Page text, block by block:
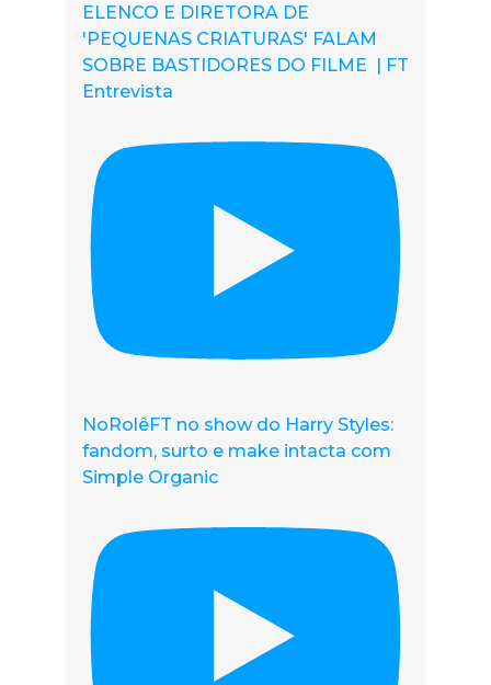
ELENCO E DIRETORA DE
'PEQUENAS CRIATURAS' FALAM
SOBRE BASTIDORES DO FILME | FT
Entrevista
NoRolêFT no show do Harry Styles:
fandom, surto e make intacta com
Simple Organic